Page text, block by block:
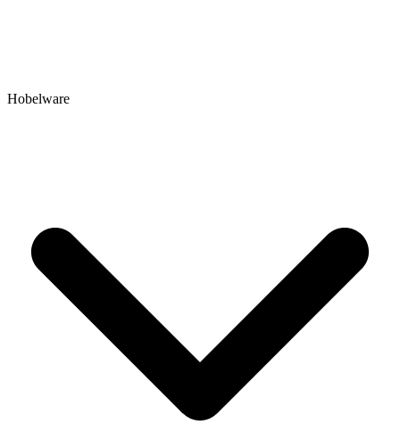
Hobelware